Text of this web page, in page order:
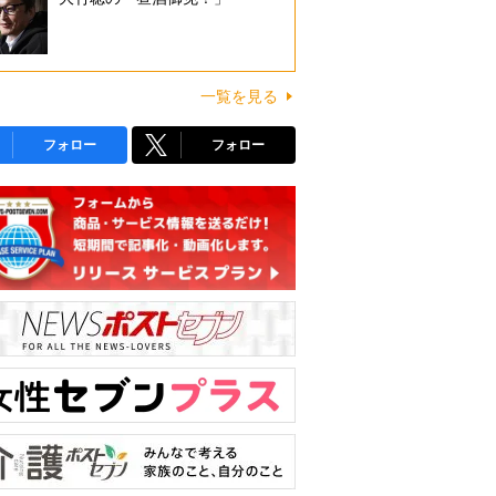
一覧を見る
フォロー フォロー